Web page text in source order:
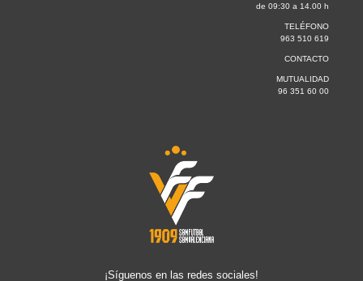
de 09:30 a 14.00 h
TELÉFONO
963 510 619
CONTACTO
MUTUALIDAD
96 351 60 00
¡Síguenos en las redes sociales!